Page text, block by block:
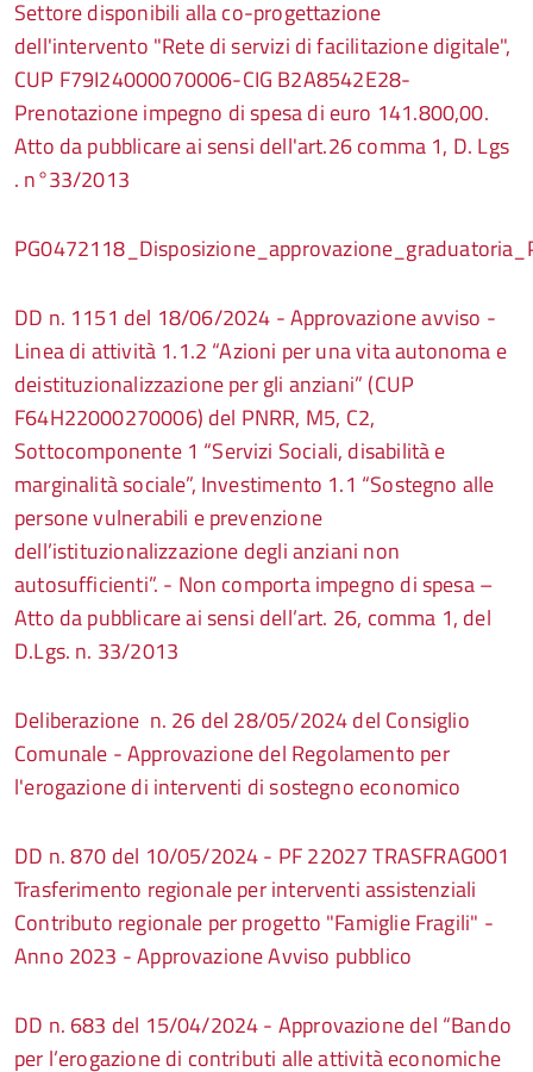
Settore disponibili alla co-progettazione
dell'intervento "Rete di servizi di facilitazione digitale",
CUP F79I24000070006-CIG B2A8542E28-
Prenotazione impegno di spesa di euro 141.800,00.
Atto da pubblicare ai sensi dell'art.26 comma 1, D. Lgs
. n°33/2013
DD n. 1151 del 18/06/2024 - Approvazione avviso -
Linea di attività 1.1.2 “Azioni per una vita autonoma e
deistituzionalizzazione per gli anziani” (CUP
F64H22000270006) del PNRR, M5, C2,
Sottocomponente 1 “Servizi Sociali, disabilità e
marginalità sociale”, Investimento 1.1 “Sostegno alle
persone vulnerabili e prevenzione
dell’istituzionalizzazione degli anziani non
autosufficienti”. - Non comporta impegno di spesa –
Atto da pubblicare ai sensi dell’art. 26, comma 1, del
D.Lgs. n. 33/2013
Deliberazione n. 26 del 28/05/2024 del Consiglio
Comunale - Approvazione del Regolamento per
l'erogazione di interventi di sostegno economico
DD n. 870 del 10/05/2024 - PF 22027 TRASFRAG001
Trasferimento regionale per interventi assistenziali
Contributo regionale per progetto "Famiglie Fragili" -
Anno 2023 - Approvazione Avviso pubblico
DD n. 683 del 15/04/2024 - Approvazione del “Bando
per l’erogazione di contributi alle attività economiche